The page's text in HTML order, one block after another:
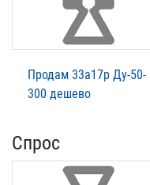
Продам 33а17р Ду-50-
300 дешево
Спрос